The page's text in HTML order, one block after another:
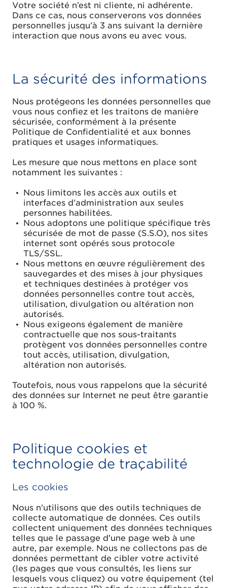
Votre société n’est ni cliente, ni adhérente.
Dans ce cas, nous conserverons vos données
personnelles jusqu’à 3 ans suivant la dernière
interaction que nous avons eu avec vous.
La sécurité des informations
Nous protégeons les données personnelles que
vous nous confiez et les traitons de manière
sécurisée, conformément à la présente
Politique de Confidentialité et aux bonnes
pratiques et usages informatiques.
Les mesure que nous mettons en place sont
notamment les suivantes :
Nous limitons les accès aux outils et
interfaces d’administration aux seules
personnes habilitées.
Nous adoptons une politique spécifique très
sécurisée de mot de passe (S.S.O), nos sites
internet sont opérés sous protocole
TLS/SSL.
Nous mettons en œuvre régulièrement des
sauvegardes et des mises à jour physiques
et techniques destinées à protéger vos
données personnelles contre tout accès,
utilisation, divulgation ou altération non
autorisés.
Nous exigeons également de manière
contractuelle que nos sous-traitants
protègent vos données personnelles contre
tout accès, utilisation, divulgation,
altération non autorisés.
Toutefois, nous vous rappelons que la sécurité
des données sur Internet ne peut être garantie
à 100 %.
Politique cookies et
technologie de traçabilité
Les cookies
Nous n’utilisons que des outils techniques de
collecte automatique de données. Ces outils
collectent uniquement des données techniques
telles que le passage d’une page web à une
autre, par exemple. Nous ne collectons pas de
données permettant de cibler votre activité
(les pages que vous consultés, les liens sur
lesquels vous cliquez) ou votre équipement (tel